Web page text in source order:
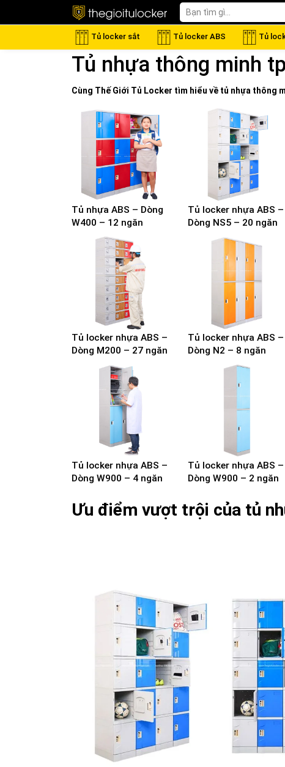
Tủ locker sắt Tủ locker ABS Tủ
Tủ nhựa thông minh
Cùng Thế Giới Tủ Locker tìm hiểu về tủ nhựa thông
Tủ nhựa ABS – Dòng
W400 – 12 ngăn
Tủ locker nhựa ABS –
Dòng NS5 – 20 ngăn
Tủ locker nhựa ABS –
Dòng M200 – 27 ngăn
Tủ locker nhựa ABS –
Dòng N2 – 8 ngăn
Tủ locker nhựa ABS –
Dòng W900 – 4 ngăn
Tủ locker nhựa ABS –
Dòng W900 – 2 ngăn
Ưu điểm vượt trội của tủ